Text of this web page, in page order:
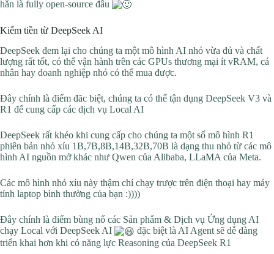
hẳn là fully open-source đâu
Kiếm tiền từ DeepSeek AI
DeepSeek đem lại cho chúng ta một mô hình AI nhỏ vừa đủ và chất
lượng rất tốt, có thể vận hành trên các GPUs thương mại ít vRAM, cá
nhân hay doanh nghiệp nhỏ có thể mua được.
Đây chính là điểm đăc biệt, chúng ta có thể tận dụng DeepSeek V3 và
R1 để cung cấp các dịch vụ Local AI
DeepSeek rất khéo khi cung cấp cho chúng ta một số mô hình R1
phiên bản nhỏ xíu 1B,7B,8B,14B,32B,70B là dạng thu nhỏ từ các mô
hình AI nguồn mở khác như Qwen của Alibaba, LLaMA của Meta.
Các mô hình nhỏ xíu này thậm chí chạy trược trên điện thoại hay máy
tính laptop bình thường của bạn :))))
Đây chính là điểm bùng nổ các Sản phẩm & Dịch vụ Ứng dụng AI
chạy Local với DeepSeek AI
đặc biệt là AI Agent sẽ dễ dàng
triển khai hơn khi có năng lực Reasoning của DeepSeek R1